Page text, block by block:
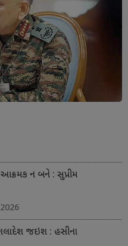
ન બને : સુપ્રીમ
જઇશ : હસીના